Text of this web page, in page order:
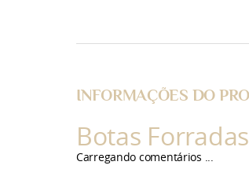
INFORMAÇÕES DO
Botas
Carregando comentários ...